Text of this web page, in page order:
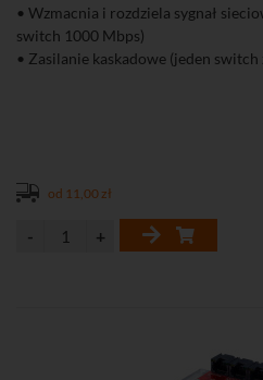
• Wzmacnia i rozdziela sygnał
switch 1000 Mbps)
• Zasilanie kaskadowe (jeden switch
• Do 30 W sumarycznej mocy przy
niewielkich przestrzeniach np. w
• Łatwe i szybkie uruchomienie bez
parametrów
od 11,00 zł